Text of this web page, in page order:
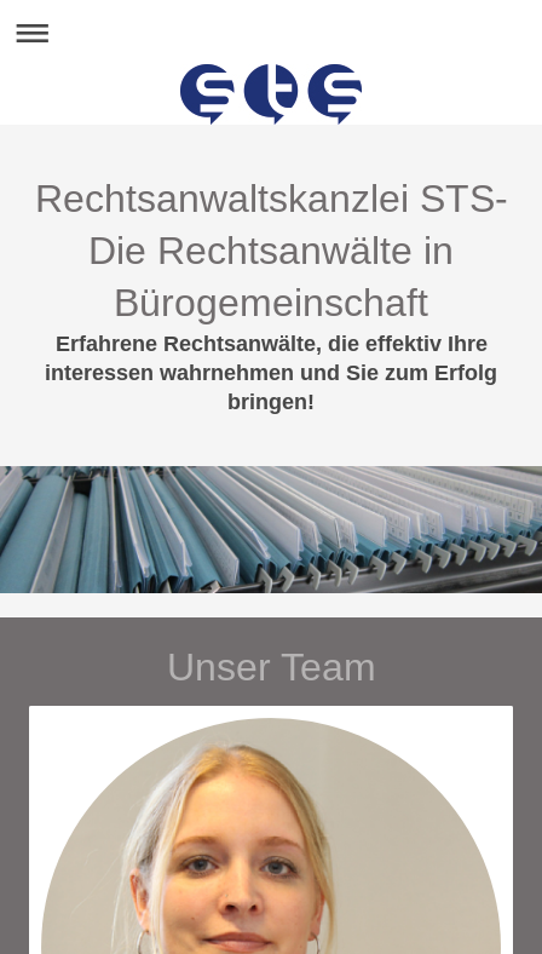
Rechtsanwaltskanzlei STS-
Die Rechtsanwälte in
Bürogemeinschaft
Erfahrene Rechtsanwälte, die effektiv Ihre
interessen wahrnehmen und Sie zum Erfolg
bringen!
Unser Team